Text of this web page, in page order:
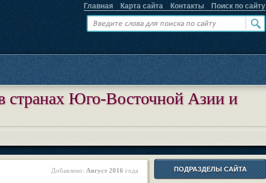
Главная Карта сайта Контакты Поиск по сайту
странах Юго-Восточной Азии и
Добавлено: Август 2016 года ПОДРАЗДЕЛЫ САЙТА